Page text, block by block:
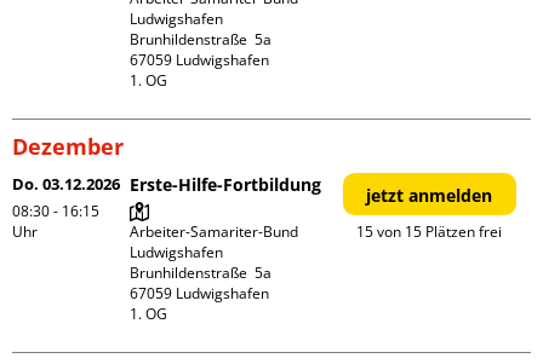
Ludwigshafen
Brunhildenstraße  5a
67059 Ludwigshafen
1. OG
Dezember
Do. 03.12.2026
08:30 - 16:15
Uhr
Erste-Hilfe-Fortbildung
Arbeiter-Samariter-Bund
Ludwigshafen
Brunhildenstraße  5a
67059 Ludwigshafen
1. OG
jetzt anmelden
15 von 15 Plätzen frei